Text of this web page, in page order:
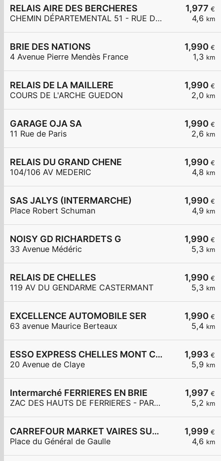
1,977 €
4,6 km
RELAIS AIRE DES BERCHERES
CHEMIN DÉPARTEMENTAL 51 - RUE DES BERCHÈRES
1,990 €
1,3 km
BRIE DES NATIONS
4 Avenue Pierre Mendès France
1,990 €
2,0 km
RELAIS DE LA MAILLERE
COURS DE L'ARCHE GUEDON
1,990 €
2,6 km
GARAGE OJA SA
11 Rue de Paris
1,990 €
4,8 km
RELAIS DU GRAND CHENE
104/106 AV MEDERIC
1,990 €
4,9 km
SAS JALYS (INTERMARCHE)
Place Robert Schuman
1,990 €
5,3 km
NOISY GD RICHARDETS G
33 Avenue Médéric
1,990 €
5,3 km
RELAIS DE CHELLES
119 AV DU GENDARME CASTERMANT
1,990 €
5,4 km
EXCELLENCE AUTOMOBILE SER
63 avenue Maurice Berteaux
1,993 €
5,9 km
ESSO EXPRESS CHELLES MONT CHALAS
20 Avenue de Claye
1,997 €
5,2 km
Intermarché FERRIERES EN BRIE
ZAC DES HAUTS DE FERRIERES - PARC DES MERLETTES
1,999 €
4,6 km
CARREFOUR MARKET VAIRES SUR MARNE
Place du Général de Gaulle